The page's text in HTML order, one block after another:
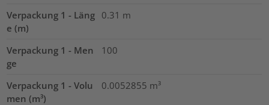
Verpackung 1 - Läng
e (m)
0.31 m
Verpackung 1 - Men
ge
100
Verpackung 1 - Volu
men (m³)
0.0052855 m³